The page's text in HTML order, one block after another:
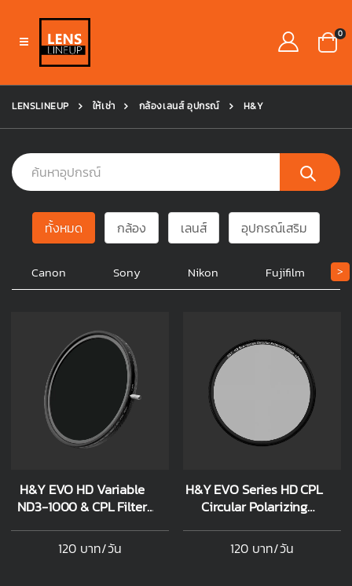
0
LENSLINEUP ให้เช่า กล้องเลนส์ อุปกรณ์ H&Y
ทั้งหมด กล้อง เลนส์ อุปกรณ์เสริม
>
Canon Sony Nikon Fujifilm
H&Y EVO HD Variable
ND3-1000 & CPL Filter
120 บาท/วัน
H&Y EVO Series HD CPL
Circular Polarizing
ระบบแม่เหล็ก
120 บาท/วัน